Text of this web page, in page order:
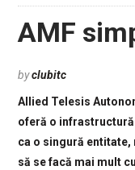
AMF
byclubitc
Allied Telesis
oferă o
ca o singură
să se facă mai mult